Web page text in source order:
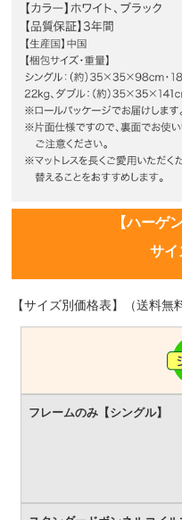
【ハーゲ
サイ
【サイズ別価格表】（送料無